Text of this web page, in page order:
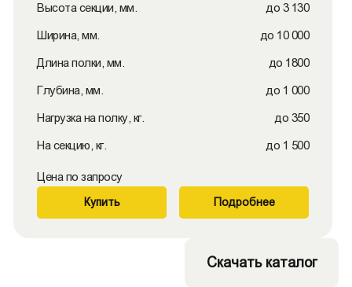
Высота секции, мм. до 3 130
Ширина, мм. до 10 000
Длина полки, мм. до 1800
Глубина, мм. до 1 000
Нагрузка на полку, кг. до 350
На секцию, кг. до 1 500
Цена по запросу
Купить Подробнее
Скачать каталог